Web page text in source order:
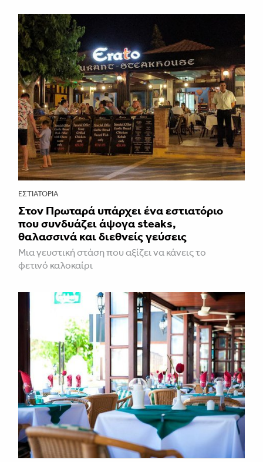
ΕΣΤΙΑΤΌΡΙΑ
Στον Πρωταρά υπάρχει ένα εστιατόριο
που συνδυάζει άψογα steaks,
θαλασσινά και διεθνείς γεύσεις
Μια γευστική στάση που αξίζει να κάνεις το
φετινό καλοκαίρι